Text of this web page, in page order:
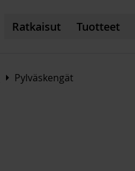
Ratkaisut Tuotteet
Arrow_right Pylväskengät